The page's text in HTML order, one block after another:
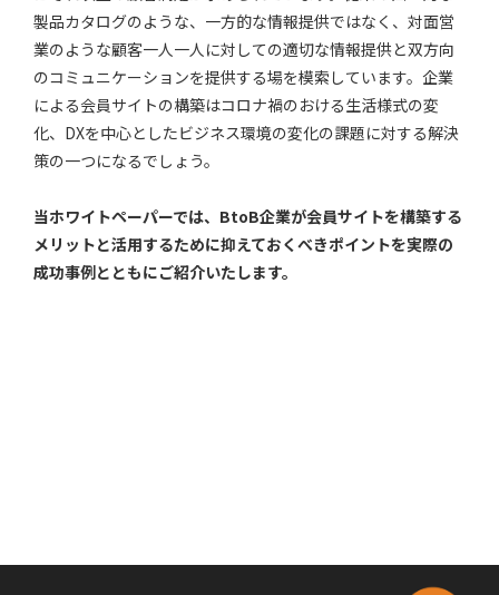
製品カタログのような、一方的な情報提供ではなく、対面営
業のような顧客一人一人に対しての適切な情報提供と双方向
のコミュニケーションを提供する場を模索しています。企業
による会員サイトの構築はコロナ禍のおける生活様式の変
化、DXを中心としたビジネス環境の変化の課題に対する解決
策の一つになるでしょう。
当ホワイトペーパーでは、BtoB企業が会員サイトを構築する
メリットと活用するために抑えておくべきポイントを実際の
成功事例とともにご紹介いたします。